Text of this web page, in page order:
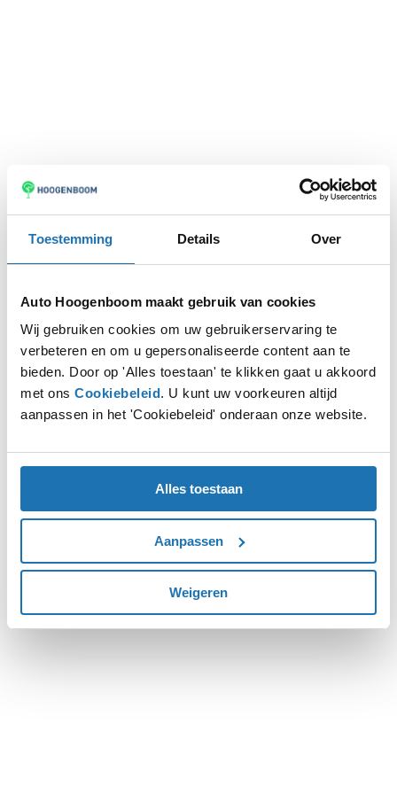
Toestemming Details Over
Auto Hoogenboom maakt gebruik van cookies
Wij gebruiken cookies om uw gebruikerservaring te
verbeteren en om u gepersonaliseerde content aan te
bieden. Door op 'Alles toestaan' te klikken gaat u akkoord
met ons Cookiebeleid. U kunt uw voorkeuren altijd
aanpassen in het 'Cookiebeleid' onderaan onze website.
Alles toestaan
Aanpassen
Weigeren
Application error: aclient-side exception has occurred while
loadingwww.autohoogenboom.nl (see the browser console
more information).